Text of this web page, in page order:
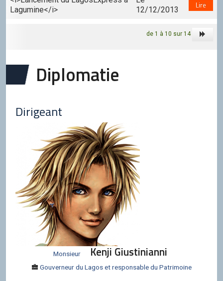
Lagumine</i>
12/12/2013
Lire
de 1 à 10 sur 14
Diplomatie
Dirigeant
Monsieur Kenji Giustinianni
Gouverneur du Lagos et responsable du Patrimoine